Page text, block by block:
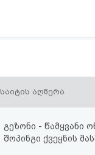
საიტის აღწერა
გეზონი - წამყვანი
შოპინგი ქვეყნის